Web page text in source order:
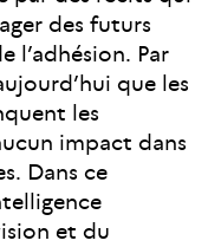
des futurs
l’adhésion. Par
que les
les
impact dans
Dans ce
et du